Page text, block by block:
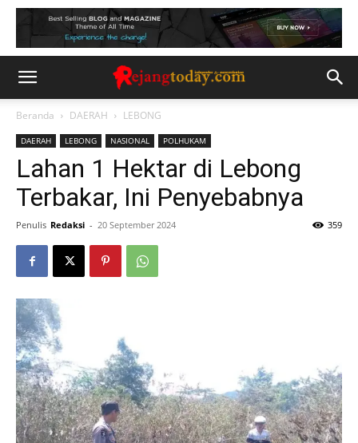
Beranda DAERAH LEBONG
DAERAH LEBONG NASIONAL POLHUKAM
Lahan 1 Hektar di Lebong
Terbakar, Ini Penyebabnya
Penulis Redaksi - 20 September 2024 359